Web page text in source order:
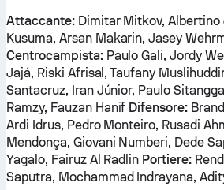
Attaccante:Dimitar Mitkov, Albertino
Kusuma, Arsan Makarin, Jasey
Centrocampista:Paulo Gali, Jordy
Jajá, Riski Afrisal, Taufany
Santacruz, Iran Júnior, Paulo
Ramzy, Fauzan Hanif Difensore:
Ardi Idrus, Pedro Monteiro, Rusadi
Mendonça, Giovani Numberi, Dede
Yagalo, Fairuz Al Radlin Portiere:
Saputra, Mochammad Indrayana,